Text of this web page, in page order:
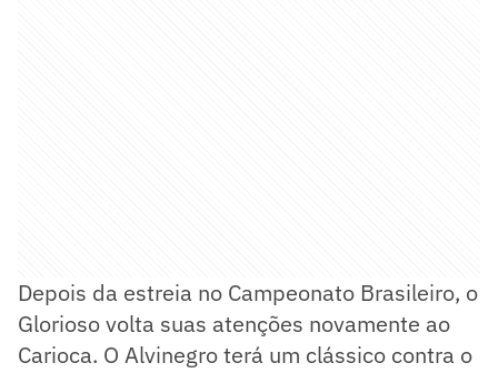
Depois da estreia no Campeonato Brasileiro, o
Glorioso volta suas atenções novamente ao
Carioca. O Alvinegro terá um clássico contra o